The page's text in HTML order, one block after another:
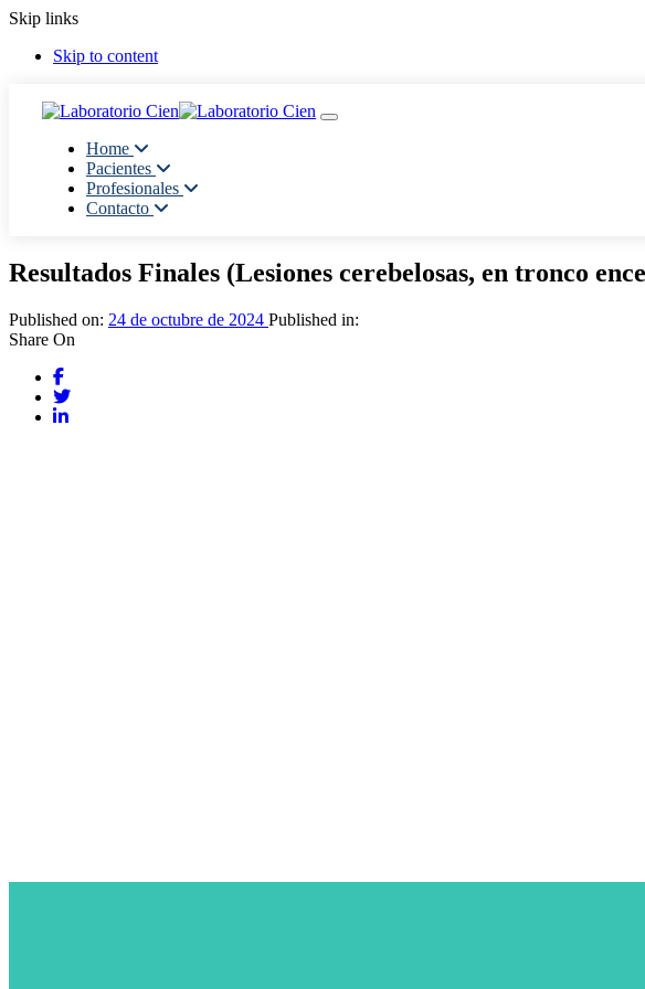
Skip links
Skip to content
Toggle navigation
Home
Pacientes
Profesionales
Contacto
Resultados Finales (Lesiones cerebelosas, en tronco
Published on: 24 de octubre de 2024 Published in:
Share On